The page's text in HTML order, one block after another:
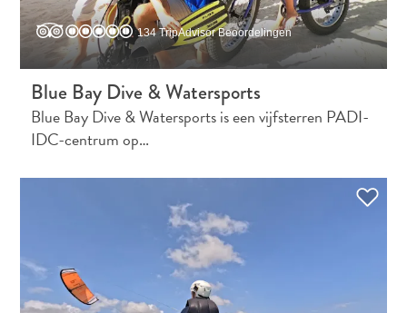
134 TripAdvisor Beoordelingen
Blue Bay Dive & Watersports
Blue Bay Dive & Watersports is een vijfsterren PADI-
IDC-centrum op…